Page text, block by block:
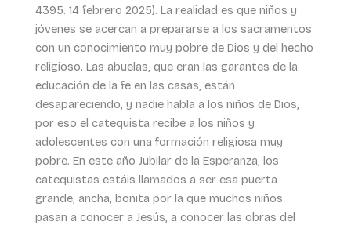
4395. 14 febrero 2025). La realidad es que niños y
jóvenes se acercan a prepararse a los sacramentos
con un conocimiento muy pobre de Dios y del hecho
religioso. Las abuelas, que eran las garantes de la
educación de la fe en las casas, están
desapareciendo, y nadie habla a los niños de Dios,
por eso el catequista recibe a los niños y
adolescentes con una formación religiosa muy
pobre. En este año Jubilar de la Esperanza, los
catequistas estáis llamados a ser esa puerta
grande, ancha, bonita por la que muchos niños
pasan a conocer a Jesús, a conocer las obras del